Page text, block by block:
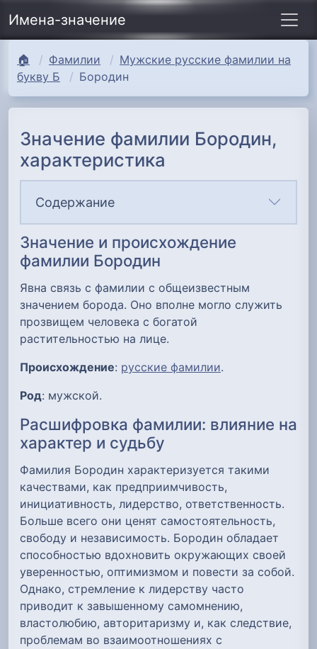
Имена-значение
🏠 Фамилии
Мужские русские фамилии на
букву Б
Бородин
Значение фамилии Бородин,
характеристика
Содержание
Значение и происхождение
фамилии Бородин
Явна связь с фамилии с общеизвестным
значением борода. Оно вполне могло служить
прозвищем человека с богатой
растительностью на лице.
Происхождение: русские фамилии.
Род: мужской.
Расшифровка фамилии: влияние на
характер и судьбу
Фамилия Бородин характеризуется такими
качествами, как предприимчивость,
инициативность, лидерство, ответственность.
Больше всего они ценят самостоятельность,
свободу и независимость. Бородин обладает
способностью вдохновить окружающих своей
уверенностью, оптимизмом и повести за собой.
Однако, стремление к лидерству часто
приводит к завышенному самомнению,
властолюбию, авторитаризму и, как следствие,
проблемам во взаимоотношениях с